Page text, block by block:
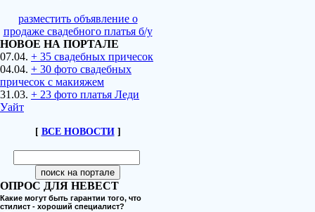
разместить объявление о
продаже свадебного платья б/у
НОВОЕ НА ПОРТАЛЕ
07.04. + 35 свадебных причесок
04.04. + 30 фото свадебных
причесок с макияжем
31.03. + 23 фото платья Леди
Уайт
[ ВСЕ НОВОСТИ]
ОПРОС ДЛЯ НЕВЕСТ
Какие могут быть гарантии того, что
стилист - хороший специалист?